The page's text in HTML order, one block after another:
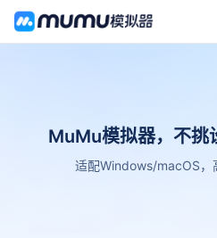
MuMu模拟器，不挑
适配Windows/macOS，